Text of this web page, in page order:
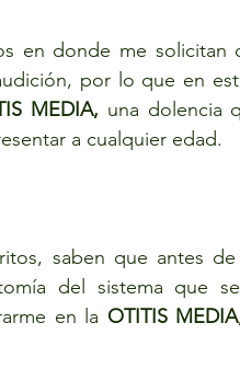
en donde me solicitan
por lo que en
MEDIA, una dolencia
a cualquier edad.
saben que antes
del sistema que
en la OTITIS MEDIA